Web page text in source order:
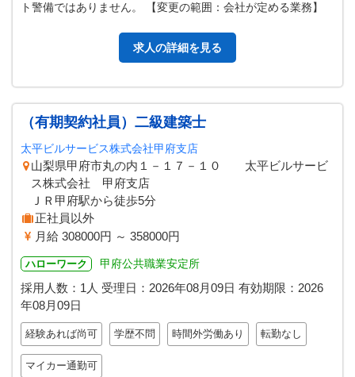
ト警備ではありません。 【変更の範囲：会社が定める業務】
求人の詳細を見る
（有期契約社員）二級建築士
太平ビルサービス株式会社甲府支店
山梨県甲府市丸の内１－１７－１０ 太平ビルサービ
ス株式会社 甲府支店
ＪＲ甲府駅から徒歩5分
正社員以外
月給 308000円 ～ 358000円
ハローワーク 甲府公共職業安定所
採用人数：1人 受理日： 2026年08月09日 有効期限： 2026
年08月09日
経験あれば尚可 学歴不問 時間外労働あり 転勤なし
マイカー通勤可